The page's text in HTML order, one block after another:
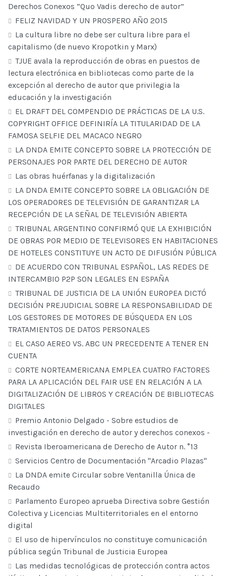
Derechos Conexos “Quo Vadis derecho de autor”
FELIZ NAVIDAD Y UN PROSPERO AÑO 2015
La cultura libre no debe ser cultura libre para el
capitalismo (de nuevo Kropotkin y Marx)
TJUE avala la reproducción de obras en puestos de
lectura electrónica en bibliotecas como parte de la
excepción al derecho de autor que privilegia la
educación y la investigación
EL DRAFT DEL COMPENDIO DE PRÁCTICAS DE LA U.S.
COPYRIGHT OFFICE DEFINIRÍA LA TITULARIDAD DE LA
FAMOSA SELFIE DEL MACACO NEGRO
LA DNDA EMITE CONCEPTO SOBRE LA PROTECCIÓN DE
PERSONAJES POR PARTE DEL DERECHO DE AUTOR
Las obras huérfanas y la digitalización
LA DNDA EMITE CONCEPTO SOBRE LA OBLIGACIÓN DE
LOS OPERADORES DE TELEVISIÓN DE GARANTIZAR LA
RECEPCIÓN DE LA SEÑAL DE TELEVISIÓN ABIERTA
TRIBUNAL ARGENTINO CONFIRMÓ QUE LA EXHIBICIÓN
DE OBRAS POR MEDIO DE TELEVISORES EN HABITACIONES
DE HOTELES CONSTITUYE UN ACTO DE DIFUSIÓN PÚBLICA
DE ACUERDO CON TRIBUNAL ESPAÑOL, LAS REDES DE
INTERCAMBIO P2P SON LEGALES EN ESPAÑA
TRIBUNAL DE JUSTICIA DE LA UNIÓN EUROPEA DICTÓ
DECISIÓN PREJUDICIAL SOBRE LA RESPONSABILIDAD DE
LOS GESTORES DE MOTORES DE BÚSQUEDA EN LOS
TRATAMIENTOS DE DATOS PERSONALES
EL CASO AEREO VS. ABC UN PRECEDENTE A TENER EN
CUENTA
CORTE NORTEAMERICANA EMPLEA CUATRO FACTORES
PARA LA APLICACIÓN DEL FAIR USE EN RELACIÓN A LA
DIGITALIZACIÓN DE LIBROS Y CREACIÓN DE BIBLIOTECAS
DIGITALES
Premio Antonio Delgado - Sobre estudios de
investigación en derecho de autor y derechos conexos -
Revista Iberoamericana de Derecho de Autor n. °13
Servicios Centro de Documentación "Arcadio Plazas"
La DNDA emite Circular sobre Ventanilla Única de
Recaudo
Parlamento Europeo aprueba Directiva sobre Gestión
Colectiva y Licencias Multiterritoriales en el entorno
digital
El uso de hipervínculos no constituye comunicación
pública según Tribunal de Justicia Europea
Las medidas tecnológicas de protección contra actos